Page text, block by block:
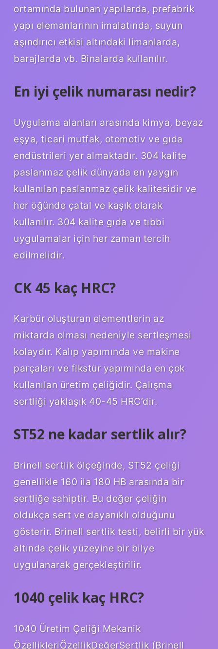
ortamında bulunan yapılarda, prefabrik
yapı elemanlarının imalatında, suyun
aşındırıcı etkisi altındaki limanlarda,
barajlarda vb. Binalarda kullanılır.
En iyi çelik numarası nedir?
Uygulama alanları arasında kimya, beyaz
eşya, ticari mutfak, otomotiv ve gıda
endüstrileri yer almaktadır. 304 kalite
paslanmaz çelik dünyada en yaygın
kullanılan paslanmaz çelik kalitesidir ve
her öğünde çatal ve kaşık olarak
kullanılır. 304 kalite gıda ve tıbbi
uygulamalar için her zaman tercih
edilmelidir.
CK 45 kaç HRC?
Karbür oluşturan elementlerin az
miktarda olması nedeniyle sertleşmesi
kolaydır. Kalıp yapımında ve makine
parçaları ve fikstür yapımında en çok
kullanılan üretim çeliğidir. Çalışma
sertliği yaklaşık 40-45 HRC’dir.
ST52 ne kadar sertlik alır?
Brinell sertlik ölçeğinde, ST52 çeliği
genellikle 160 ila 180 HB arasında bir
sertliğe sahiptir. Bu değer çeliğin
oldukça sert ve dayanıklı olduğunu
gösterir. Brinell sertlik testi, belirli bir yük
altında çelik yüzeyine bir bilye
uygulanarak gerçekleştirilir.
1040 çelik kaç HRC?
1040 Üretim Çeliği Mekanik
ÖzellikleriÖzellikDeğerSertlik (Brinell